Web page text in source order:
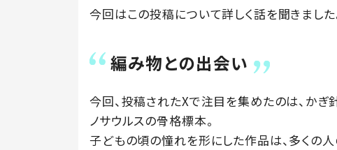
今回はこの投稿について詳しく話を聞きました
編み物との出会い
今回、投稿されたXで注目を集めたのは、か
ノサウルスの骨格標本。
子どもの頃の憧れを形にした作品は、多くの人